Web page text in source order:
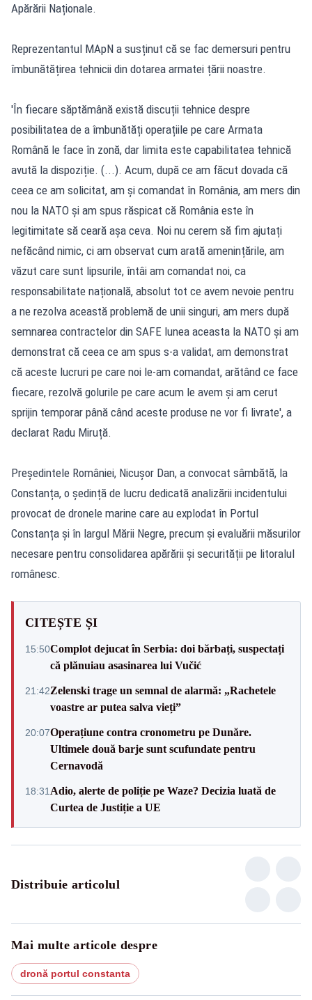
Apărării Naționale.
Reprezentantul MApN a susținut că se fac demersuri pentru
îmbunătățirea tehnicii din dotarea armatei țării noastre.
'În fiecare săptămână există discuții tehnice despre
posibilitatea de a îmbunătăți operațiile pe care Armata
Română le face în zonă, dar limita este capabilitatea tehnică
avută la dispoziție. (...). Acum, după ce am făcut dovada că
ceea ce am solicitat, am și comandat în România, am mers din
nou la NATO și am spus răspicat că România este în
legitimitate să ceară așa ceva. Noi nu cerem să fim ajutați
nefăcând nimic, ci am observat cum arată amenințările, am
văzut care sunt lipsurile, întâi am comandat noi, ca
responsabilitate națională, absolut tot ce avem nevoie pentru
a ne rezolva această problemă de unii singuri, am mers după
semnarea contractelor din SAFE lunea aceasta la NATO și am
demonstrat că ceea ce am spus s-a validat, am demonstrat
că aceste lucruri pe care noi le-am comandat, arătând ce face
fiecare, rezolvă golurile pe care acum le avem și am cerut
sprijin temporar până când aceste produse ne vor fi livrate', a
declarat Radu Miruță.
Președintele României, Nicușor Dan, a convocat sâmbătă, la
Constanța, o ședință de lucru dedicată analizării incidentului
provocat de dronele marine care au explodat în Portul
Constanța și în largul Mării Negre, precum și evaluării măsurilor
necesare pentru consolidarea apărării și securității pe litoralul
românesc.
CITEȘTE ȘI
15:50Complot dejucat în Serbia: doi bărbați, suspectați
că plănuiau asasinarea lui Vučić
21:42Zelenski trage un semnal de alarmă: „Rachetele
voastre ar putea salva vieți”
20:07Operațiune contra cronometru pe Dunăre.
Ultimele două barje sunt scufundate pentru
Cernavodă
18:31 Adio, alerte de poliție pe Waze? Decizia luată de
Curtea de Justiție a UE
Distribuie articolul
Mai multe articole despre
dronă portul constanta